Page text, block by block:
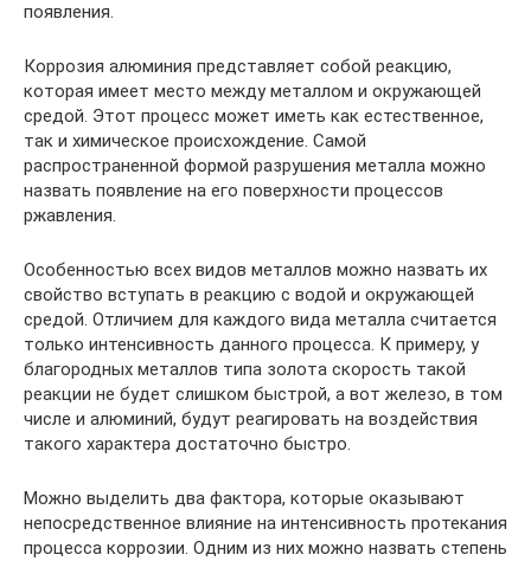
появления.
Коррозия алюминия представляет собой реакцию,
которая имеет место между металлом и окружающей
средой. Этот процесс может иметь как естественное,
так и химическое происхождение. Самой
распространенной формой разрушения металла можно
назвать появление на его поверхности процессов
ржавления.
Особенностью всех видов металлов можно назвать их
свойство вступать в реакцию с водой и окружающей
средой. Отличием для каждого вида металла считается
только интенсивность данного процесса. К примеру, у
благородных металлов типа золота скорость такой
реакции не будет слишком быстрой, а вот железо, в том
числе и алюминий, будут реагировать на воздействия
такого характера достаточно быстро.
Можно выделить два фактора, которые оказывают
непосредственное влияние на интенсивность протекания
процесса коррозии. Одним из них можно назвать степень